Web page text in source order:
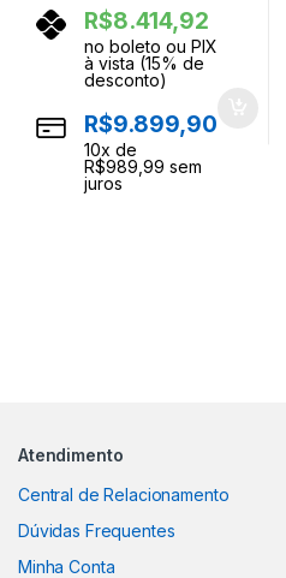
R$8.414,92
no boleto ou PIX
à vista (15% de
desconto)
R$9.899,90
10x de
R$989,99 sem
juros
Atendimento
Central de Relacionamento
Dúvidas Frequentes
Minha Conta